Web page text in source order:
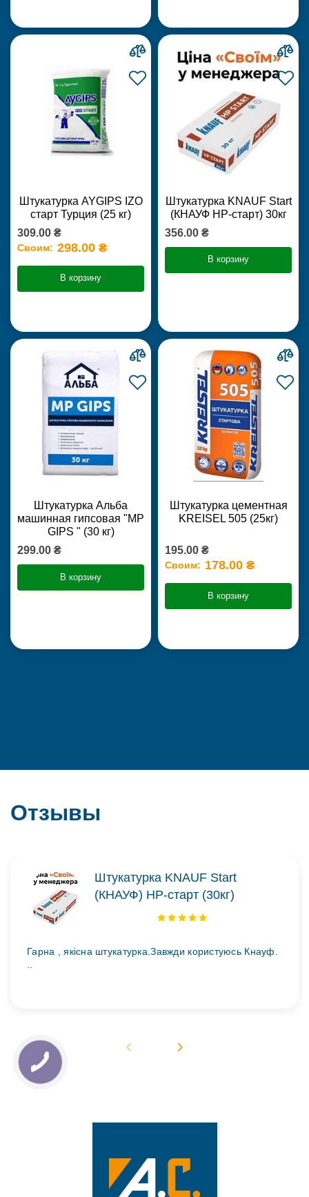
Штукатурка AYGIPS IZO
старт Турция (25 кг)
309.00 ₴
Своим: 298.00 ₴
В корзину
Штукатурка KNAUF Start
(КНАУФ НР-старт) 30кг
356.00 ₴
В корзину
Штукатурка Альба
машинная гипсовая "MP
GIPS " (30 кг)
299.00 ₴
В корзину
Штукатурка цементная
KREISEL 505 (25кг)
195.00 ₴
Своим: 178.00 ₴
В корзину
Отзывы
Штукатурка KNAUF Start
(КНАУФ) НР-старт (30кг)
Гарна , якісна штукатурка.Завжди користуюсь Кнауф.
..